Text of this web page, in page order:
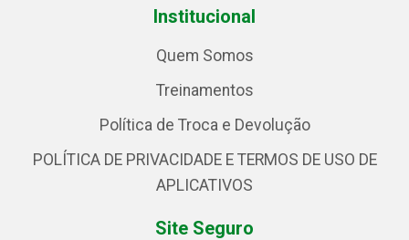
Institucional
Quem Somos
Treinamentos
Política de Troca e Devolução
POLÍTICA DE PRIVACIDADE E TERMOS DE USO DE
APLICATIVOS
Site Seguro